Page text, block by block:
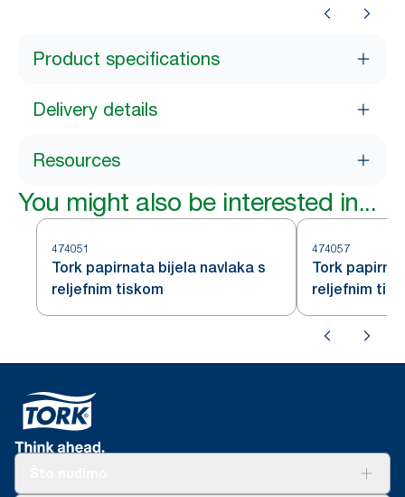
Product specifications
Delivery details
Resources
You might also be interested in...
474051
Tork papirnata bijela navlaka s
reljefnim tiskom
474057
Tork
reljefnim